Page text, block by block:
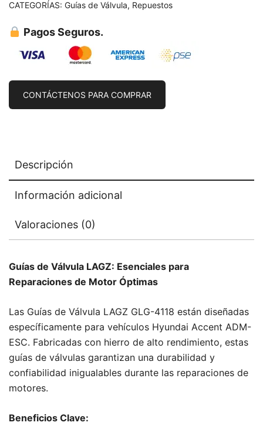
CATEGORÍAS: Guías de Válvula, Repuestos
Pagos Seguros.
CONTÁCTENOS PARA COMPRAR
Descripción
Información adicional
Valoraciones (0)
Guías de Válvula LAGZ: Esenciales para
Reparaciones de Motor Óptimas
Las Guías de Válvula LAGZ GLG-4118 están diseñadas
específicamente para vehículos Hyundai Accent ADM-
ESC. Fabricadas con hierro de alto rendimiento, estas
guías de válvulas garantizan una durabilidad y
confiabilidad inigualables durante las reparaciones de
motores.
Beneficios Clave: